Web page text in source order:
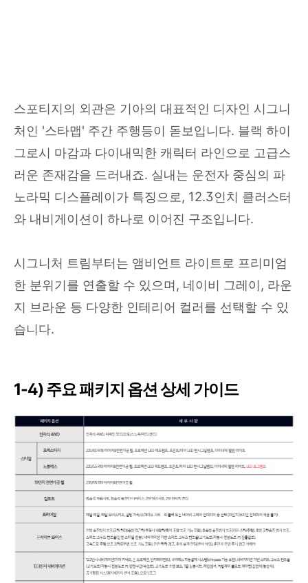
스포티지의 외관은 기아의 대표적인 디자인 시그니
처인 '스타맵' 주간 주행등이 돋보입니다. 블랙 하이
그로시 마감과 다이내믹한 캐릭터 라인으로 고급스
러운 존재감을 드러내죠. 실내는 운전자 중심의 파
노라믹 디스플레이가 특징으로, 12.3인치 클러스터
와 내비게이션이 하나로 이어진 구조입니다.
시그니처 트림부터는 앰비언트 라이트로 프리미엄
한 분위기를 연출할 수 있으며, 네이비 그레이, 라운
지 브라운 등 다양한 인테리어 컬러를 선택할 수 있
습니다.
1-4) 주요 패키지 옵션 상세 가이드